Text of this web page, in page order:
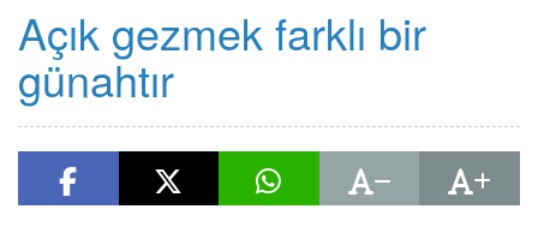
Açık gezmek farklı bir
günahtır